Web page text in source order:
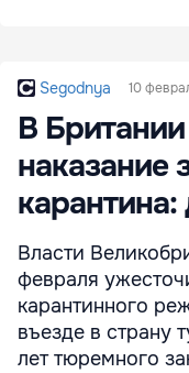
Segodnya 10
В
наказание
Власти
февраля
карантинного
въезде в страну
лет тюремного